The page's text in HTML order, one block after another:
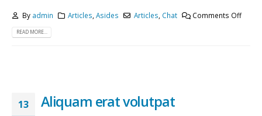
By admin Articles ,Asides Articles Chat Comments Off
READ MORE...
13 Aliquam erat volutpat